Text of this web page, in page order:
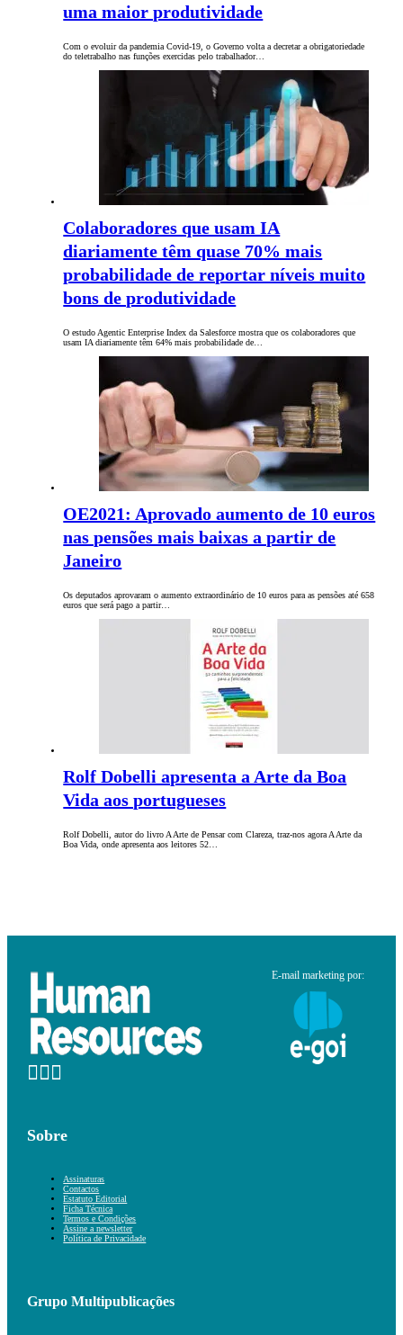
uma maior produtividade
Com o evoluir da pandemia Covid-19, o Governo volta a decretar a obrigatoriedade
do teletrabalho nas funções exercidas pelo trabalhador…
Colaboradores que usam IA
diariamente têm quase 70% mais
probabilidade de reportar níveis muito
bons de produtividade
O estudo Agentic Enterprise Index da Salesforce mostra que os colaboradores que
usam IA diariamente têm 64% mais probabilidade de…
OE2021: Aprovado aumento de 10 euros
nas pensões mais baixas a partir de
Janeiro
Os deputados aprovaram o aumento extraordinário de 10 euros para as pensões até 658
euros que será pago a partir…
Rolf Dobelli apresenta a Arte da Boa
Vida aos portugueses
Rolf Dobelli, autor do livro A Arte de Pensar com Clareza, traz-nos agora A Arte da
Boa Vida, onde apresenta aos leitores 52…
E-mail marketing por:
Sobre
Assinaturas
Contactos
Estatuto Editorial
Ficha Técnica
Termos e Condições
Assine a newsletter
Política de Privacidade
Grupo Multipublicações